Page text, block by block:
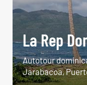
La Rep
Autotour
Jarabacoa,